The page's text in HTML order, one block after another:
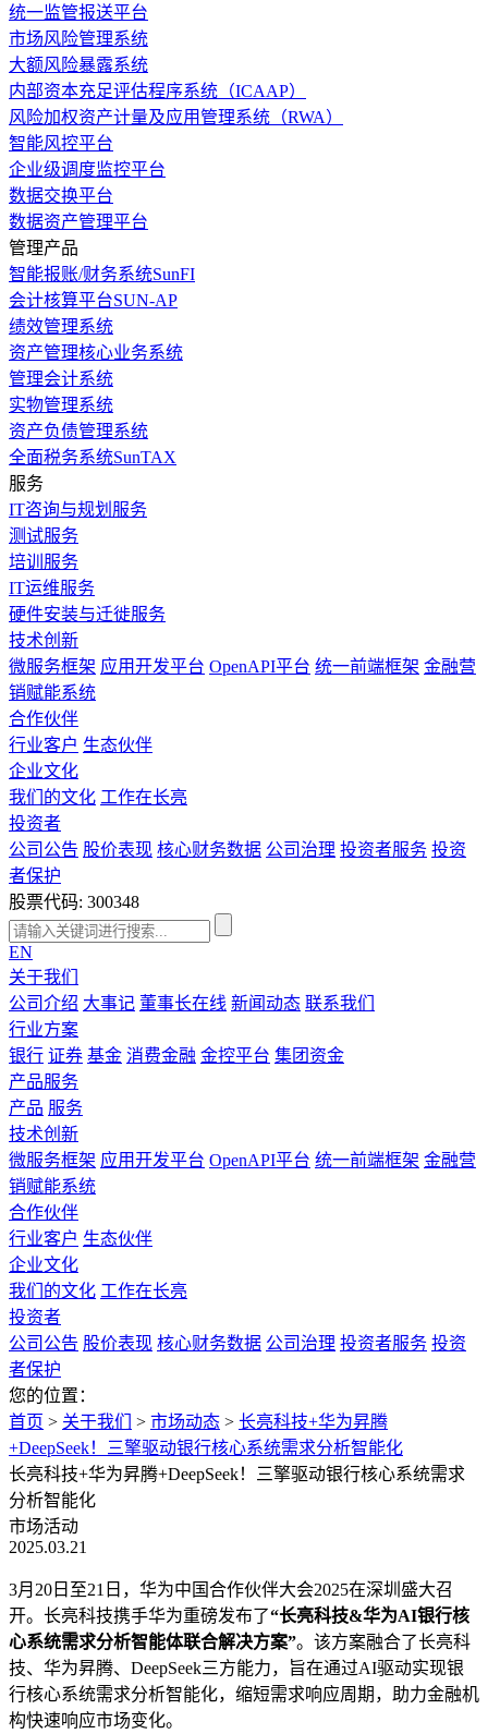
统一监管报送平台
市场风险管理系统
大额风险暴露系统
内部资本充足评估程序系统（ICAAP）
风险加权资产计量及应用管理系统（RWA）
智能风控平台
企业级调度监控平台
数据交换平台
数据资产管理平台
管理产品
智能报账/财务系统SunFI
会计核算平台SUN-AP
绩效管理系统
资产管理核心业务系统
管理会计系统
实物管理系统
资产负债管理系统
全面税务系统SunTAX
服务
IT咨询与规划服务
测试服务
培训服务
IT运维服务
硬件安装与迁徙服务
技术创新
微服务框架 应用开发平台 OpenAPI平台 统一前端框架 金融营
销赋能系统
合作伙伴
行业客户 生态伙伴
企业文化
我们的文化 工作在长亮
投资者
公司公告 股价表现 核心财务数据 公司治理 投资者服务 投资
者保护
股票代码: 300348
EN
关于我们
公司介绍 大事记 董事长在线 新闻动态 联系我们
行业方案
银行 证券 基金 消费金融 金控平台 集团资金
产品服务
产品 服务
技术创新
微服务框架 应用开发平台 OpenAPI平台 统一前端框架 金融营
销赋能系统
合作伙伴
行业客户 生态伙伴
企业文化
我们的文化 工作在长亮
投资者
公司公告 股价表现 核心财务数据 公司治理 投资者服务 投资
者保护
您的位置：
首页 > 关于我们 > 市场动态 > 长亮科技+华为昇腾
+DeepSeek！三擎驱动银行核心系统需求分析智能化
长亮科技+华为昇腾+DeepSeek！三擎驱动银行核心系统需求
分析智能化
市场活动
2025.03.21
3月20日至21日，华为中国合作伙伴大会2025在深圳盛大召
开。长亮科技携手华为重磅发布了“长亮科技&华为AI银行核
心系统需求分析智能体联合解决方案”。该方案融合了长亮科
技、华为昇腾、DeepSeek三方能力，旨在通过AI驱动实现银
行核心系统需求分析智能化，缩短需求响应周期，助力金融机
构快速响应市场变化。